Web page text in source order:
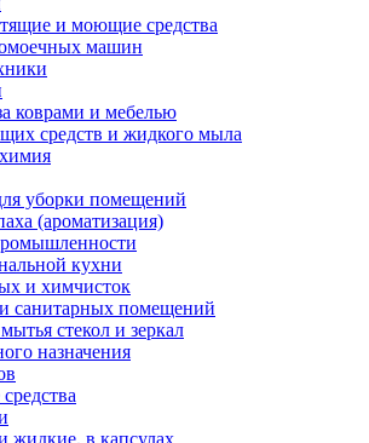
и моющие средства
машин
коврами и мебелью
средств и жидкого мыла
уборки помещений
(ароматизация)
кухни
и химчисток
санитарных помещений
стекол и зеркал
назначения